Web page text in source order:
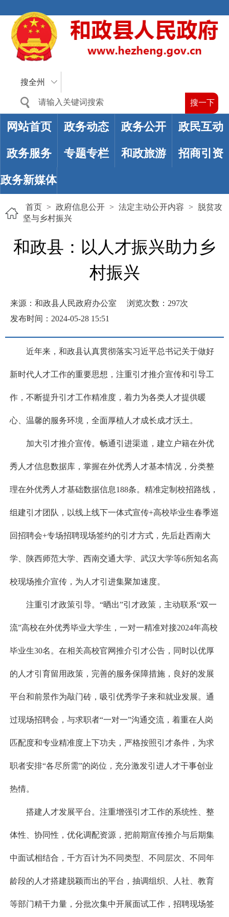
搜全州
网站首页 政务动态 政务公开 政民互动
政务服务 专题专栏 和政旅游 招商引资
政务新媒体
首页 > 政府信息公开 > 法定主动公开内容 >
脱贫攻
坚与乡村振兴
和政县：以人才振兴助力乡
村振兴
来源：和政县人民政府办公室 浏览次数： 297次
发布时间：2024-05-28 15:51
近年来，和政县认真贯彻落实习近平总书记关于做好
新时代人才工作的重要思想，注重引才推介宣传和引导工
作，不断提升引才工作精准度，着力为各类人才提供暖
心、温馨的服务环境，全面厚植人才成长成才沃土。
加大引才推介宣传。畅通引进渠道，建立户籍在外优
秀人才信息数据库，掌握在外优秀人才基本情况，分类整
理在外优秀人才基础数据信息188条。精准定制校招路线，
组建引才团队，以线上线下一体式宣传+高校毕业生春季巡
回招聘会+专场招聘现场签约的引才方式，先后赴西南大
学、陕西师范大学、西南交通大学、武汉大学等6所知名高
校现场推介宣传，为人才引进集聚加速度。
注重引才政策引导。“晒出”引才政策，主动联系“双一
流”高校在外优秀毕业大学生，一对一精准对接2024年高校
毕业生30名。在相关高校官网推介引才公告，同时以优厚
的人才引育留用政策，完善的服务保障措施，良好的发展
平台和前景作为敲门砖，吸引优秀学子来和就业发展。通
过现场招聘会，与求职者“一对一”沟通交流，着重在人岗
匹配度和专业精准度上下功夫，严格按照引才条件，为求
职者安排“各尽所需”的岗位，充分激发引进人才干事创业
热情。
搭建人才发展平台。注重增强引才工作的系统性、整
体性、协同性，优化调配资源，把前期宣传推介与后期集
中面试相结合，千方百计为不同类型、不同层次、不同年
龄段的人才搭建脱颖而出的平台，抽调组织、人社、教育
等部门精干力量，分批次集中开展面试工作，招聘现场签